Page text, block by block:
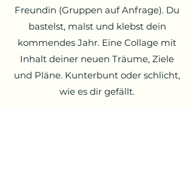
Freundin (Gruppen auf Anfrage). Du
bastelst, malst und klebst dein
kommendes Jahr. Eine Collage mit
Inhalt deiner neuen Träume, Ziele
und Pläne. Kunterbunt oder schlicht,
wie es dir gefällt.